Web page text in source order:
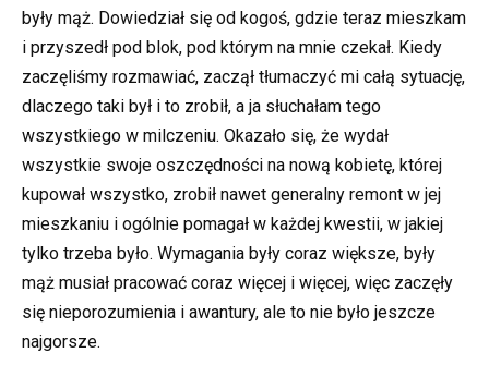
były mąż. Dowiedział się od kogoś, gdzie teraz mieszkam
i przyszedł pod blok, pod którym na mnie czekał. Kiedy
zaczęliśmy rozmawiać, zaczął tłumaczyć mi całą sytuację,
dlaczego taki był i to zrobił, a ja słuchałam tego
wszystkiego w milczeniu. Okazało się, że wydał
wszystkie swoje oszczędności na nową kobietę, której
kupował wszystko, zrobił nawet generalny remont w jej
mieszkaniu i ogólnie pomagał w każdej kwestii, w jakiej
tylko trzeba było. Wymagania były coraz większe, były
mąż musiał pracować coraz więcej i więcej, więc zaczęły
się nieporozumienia i awantury, ale to nie było jeszcze
najgorsze.